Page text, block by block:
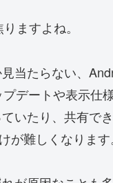
ますよね。
当たらない、
デートや表示仕
いたり、共有で
難しくなります。